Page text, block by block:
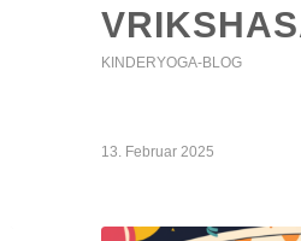
KINDERYOGA-BLOG
13. Februar 2025